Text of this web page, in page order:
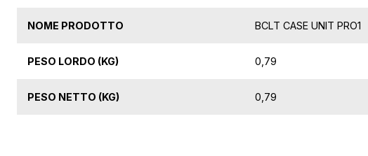
NOME PRODOTTO BCLT CASE UNIT PRO1
PESO LORDO (KG) 0,79
PESO NETTO (KG) 0,79